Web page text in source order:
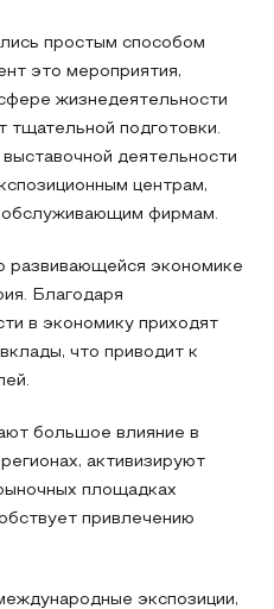
простым способом
это мероприятия,
жизнедеятельности
подготовки.
деятельности
центрам,
обслуживающим фирмам.
развивающейся экономике
Благодаря
в экономику приходят
что приводит к
большое влияние в
активизируют
площадках
привлечению
экспозиции,